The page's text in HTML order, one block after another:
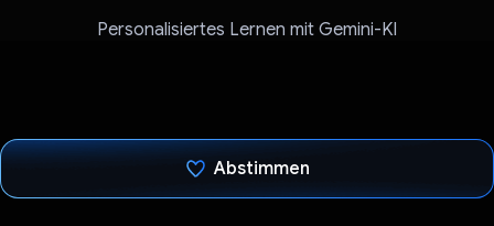
Personalisiertes Lernen mit Gemini-KI
Abstimmen